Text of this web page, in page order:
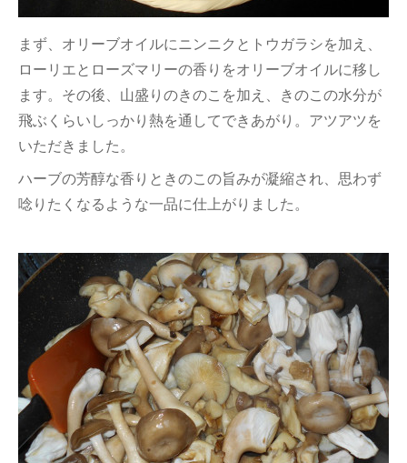
まず、オリーブオイルにニンニクとトウガラシを加え、
ローリエとローズマリーの香りをオリーブオイルに移し
ます。その後、山盛りのきのこを加え、きのこの水分が
飛ぶくらいしっかり熱を通してできあがり。アツアツを
いただきました。
ハーブの芳醇な香りときのこの旨みが凝縮され、思わず
唸りたくなるような一品に仕上がりました。